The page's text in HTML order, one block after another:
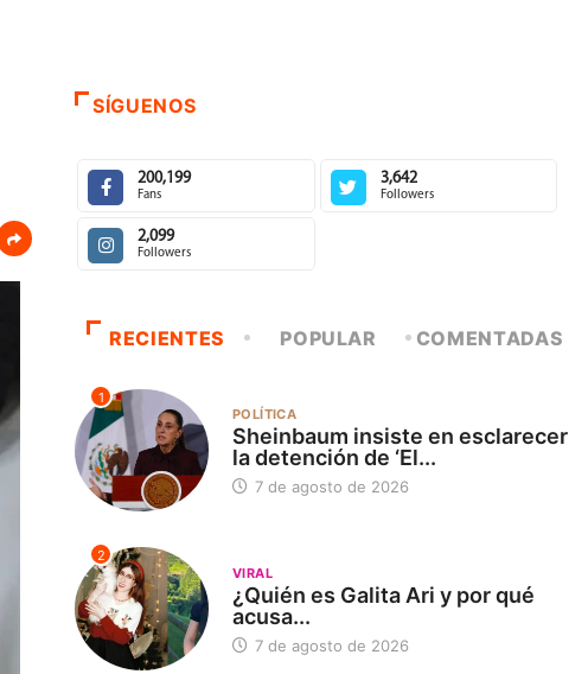
SÍGUENOS
200,199
Fans
3,642
Followers
2,099
Followers
RECIENTES POPULAR COMENTADAS
1
POLÍTICA
Sheinbaum insiste en esclarecer
la detención de ‘El...
7 de agosto de 2026
2
VIRAL
¿Quién es Galita Ari y por qué
acusa...
7 de agosto de 2026